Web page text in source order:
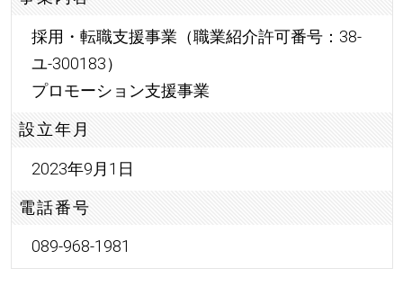
採用・転職支援事業（職業紹介許可番号：38-
ユ-300183）
プロモーション支援事業
設立年月
2023年9月1日
電話番号
089-968-1981